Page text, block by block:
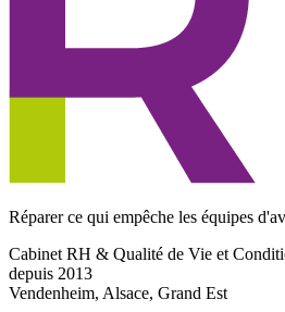
Réparer ce qui empêche les équipes
Cabinet RH & Qualité de Vie et
depuis 2013
Vendenheim, Alsace, Grand Est